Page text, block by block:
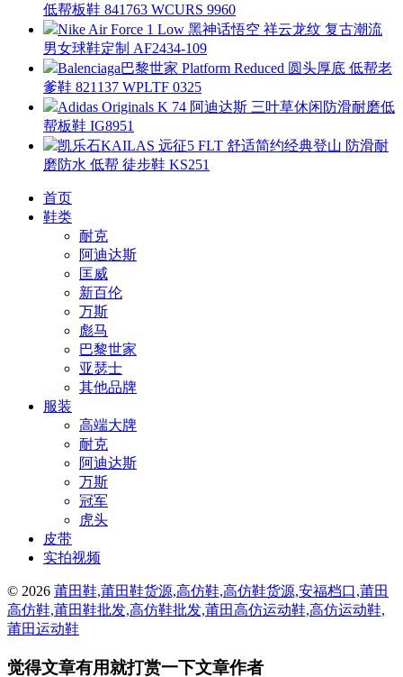
低帮板鞋 841763 WCURS 9960
Nike Air Force 1 Low 黑神话悟空 祥云龙纹 复古潮流
男女球鞋定制 AF2434-109
Balenciaga巴黎世家 Platform Reduced 圆头厚底 低帮老
爹鞋 821137 WPLTF 0325
Adidas Originals K 74 阿迪达斯 三叶草休闲防滑耐磨低
帮板鞋 IG8951
凯乐石KAILAS 远征5 FLT 舒适简约经典登山 防滑耐
磨防水 低帮 徒步鞋 KS251
首页
鞋类
耐克
阿迪达斯
匡威
新百伦
万斯
彪马
巴黎世家
亚瑟士
其他品牌
服装
高端大牌
耐克
阿迪达斯
万斯
冠军
虎头
皮带
实拍视频
© 2026 莆田鞋,莆田鞋货源,高仿鞋,高仿鞋货源,安福档口,莆田
高仿鞋,莆田鞋批发,高仿鞋批发,莆田高仿运动鞋,高仿运动鞋,
莆田运动鞋
觉得文章有用就打赏一下文章作者